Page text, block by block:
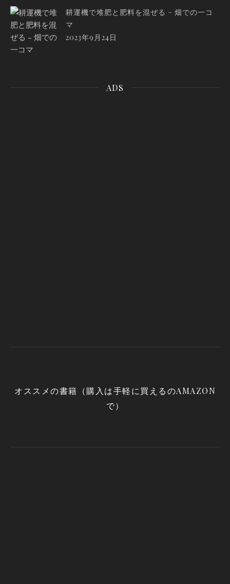
耕運機で堆肥と肥料を混ぜる – 畑での一コ
マ
2023年9月24日
ADS
オススメの書籍（購入は手軽に買えるのAMAZON
で）